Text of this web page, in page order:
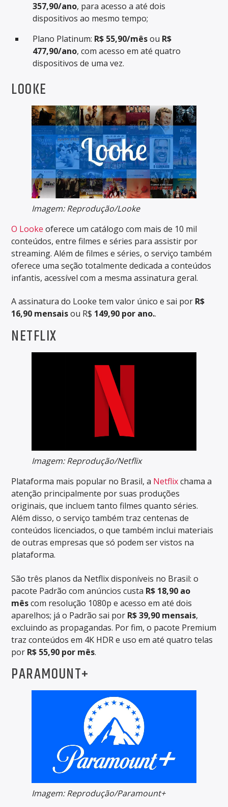
357,90/ano, para acesso a até dois
dispositivos ao mesmo tempo;
Plano Platinum: R$ 55,90/mêsou R$
477,90/ano, com acesso em até quatro
dispositivos de uma vez.
LOOKE
Imagem: Reprodução/Looke
O Looke oferece um catálogo com mais de 10 mil
conteúdos, entre filmes e séries para assistir por
streaming. Além de filmes e séries, o serviço também
oferece uma seção totalmente dedicada a conteúdos
infantis, acessível com a mesma assinatura geral.
A assinatura do Looke tem valor único e sai por R$
16,90 mensaisou R$ 149,90 por ano..
NETFLIX
Imagem: Reprodução/Netflix
Plataforma mais popular no Brasil, a Netflixchama a
atenção principalmente por suas produções
originais, que incluem tanto filmes quanto séries.
Além disso, o serviço também traz centenas de
conteúdos licenciados, o que também inclui materiais
de outras empresas que só podem ser vistos na
plataforma.
São três planos da Netflix disponíveis no Brasil: o
pacote Padrão com anúncios custa R$ 18,90 ao
mêscom resolução 1080p e acesso em até dois
aparelhos; já o Padrão sai por R$ 39,90 mensais,
excluindo as propagandas. Por fim, o pacote Premium
traz conteúdos em 4K HDR e uso em até quatro telas
por R$ 55,90 por mês.
PARAMOUNT+
Imagem: Reprodução/Paramount+